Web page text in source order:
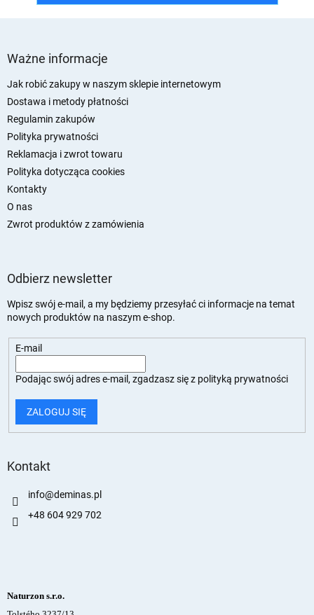
Ważne informacje
Jak robić zakupy w naszym sklepie internetowym
Dostawa i metody płatności
Regulamin zakupów
Polityka prywatności
Reklamacja i zwrot towaru
Polityka dotycząca cookies
Kontakty
O nas
Zwrot produktów z zamówienia
Odbierz newsletter
Wpisz swój e-mail, a my będziemy przesyłać ci informacje na temat
nowych produktów na naszym e-shop.
E-mail
Podając swój adres e-mail, zgadzasz się z polityką prywatności
ZALOGUJ SIĘ
Kontakt
info@deminas.pl
+48 604 929 702
Naturzon s.r.o.